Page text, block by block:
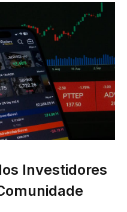
Investidores